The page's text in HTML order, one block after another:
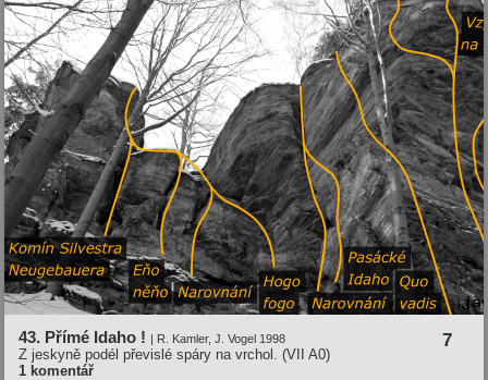
43. Přímé Idaho ! | R. Kamler, J. Vogel 1998 7
Z jeskyně podél převislé spáry na vrchol. (VII A0)
1 komentář